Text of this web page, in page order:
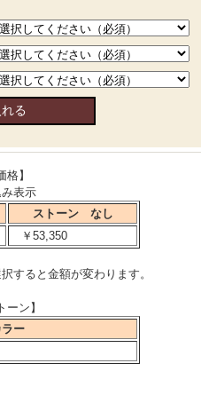
格】
表示
ストーン なし
￥53,350
ると金額が変わります。
ーン】
ラー